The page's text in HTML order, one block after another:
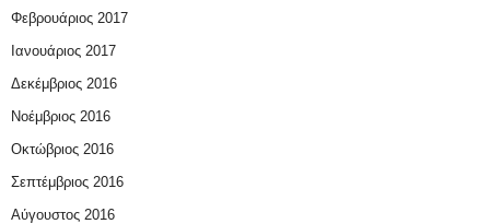
Φεβρουάριος 2017
Ιανουάριος 2017
Δεκέμβριος 2016
Νοέμβριος 2016
Οκτώβριος 2016
Σεπτέμβριος 2016
Αύγουστος 2016